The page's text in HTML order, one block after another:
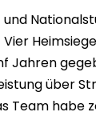
über
Team habe